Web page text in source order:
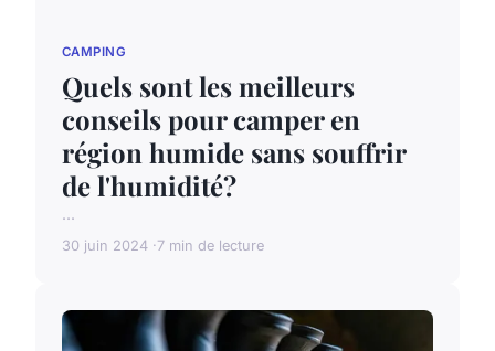
CAMPING
Quels sont les meilleurs
conseils pour camper en
région humide sans souffrir
de l'humidité?
...
30 juin 2024 7 min de lecture